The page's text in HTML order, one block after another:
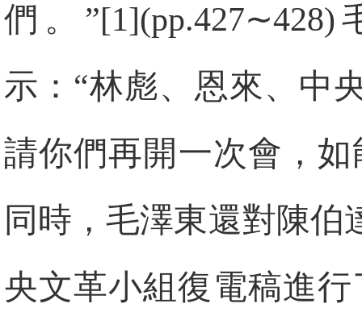
們。
示：“林彪、恩來、中
請你們再開一次會，如
同時，毛澤東還對陳伯
央文革小組復電稿進